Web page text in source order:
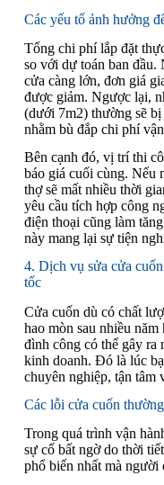
Các yếu tố ảnh hưởng
Tổng chi phí lắp đặt
so với dự toán ban đầu.
cửa càng lớn, đơn giá
được giảm. Ngược lại,
(dưới 7m2) thường sẽ
nhằm bù đắp chi phí
Bên cạnh đó, vị trí thi
báo giá cuối cùng. Nếu
thợ sẽ mất nhiều thời
yêu cầu tích hợp công
điện thoại cũng làm
này mang lại sự tiện
4. Dịch vụ sửa cửa
tốc
Cửa cuốn dù có chất
hao mòn sau nhiều
đình công có thể gây ra
kinh doanh. Đó là lúc
chuyên nghiệp, tận tâm
Các lỗi cửa cuốn
Trong quá trình vận
sự cố bất ngờ do thời
phổ biến nhất mà